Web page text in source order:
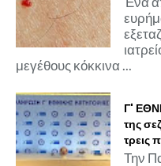
μεγέθους κόκκινα ...
Γ'
της
τρεις
Την